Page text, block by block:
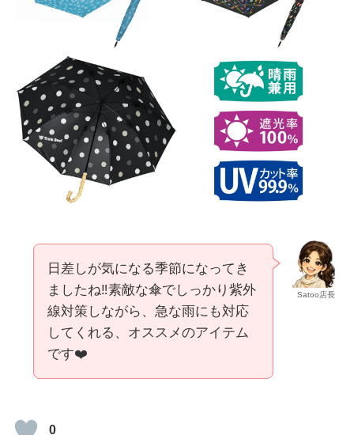
Satoo店長
日差しが気になる季節になってき
ましたね‼️素敵な傘でしっかり紫外
線対策しながら、急な雨にも対応
してくれる、オススメのアイテム
です❤️
0